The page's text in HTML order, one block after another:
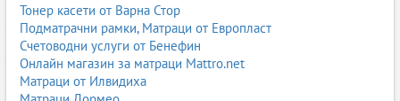
Тонер касети от Варна Стор
Подматрачни рамки, Матраци от Европласт
Счетоводни услуги от Бенефин
Онлайн магазин за матраци Mattro.net
Матраци от Илвидиха